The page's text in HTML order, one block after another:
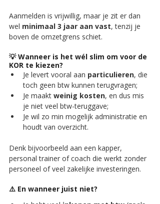
Aanmelden is vrijwillig, maar je zit er dan
wel minimaal 3 jaar aan vast, tenzij je
boven de omzetgrens schiet.
💡 Wanneer is het wél slim om voor de
KOR te kiezen?
Je levert vooral aan particulieren, die
toch geen btw kunnen terugvragen;
Je maakt weinig kosten, en dus mis
je niet veel btw-teruggave;
Je wil zo min mogelijk administratie en
houdt van overzicht.
Denk bijvoorbeeld aan een kapper,
personal trainer of coach die werkt zonder
personeel of veel zakelijke investeringen.
⚠️ En wanneer juist niet?